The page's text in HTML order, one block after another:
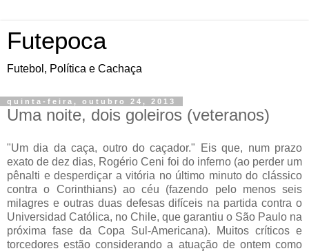
Futepoca
Futebol, Política e Cachaça
quinta-feira, outubro 24, 2013
Uma noite, dois goleiros (veteranos)
"Um dia da caça, outro do caçador." Eis que, num prazo
exato de dez dias, Rogério Ceni foi do inferno (ao perder um
pênalti e desperdiçar a vitória no último minuto do clássico
contra o Corinthians) ao céu (fazendo pelo menos seis
milagres e outras duas defesas difíceis na partida contra o
Universidad Católica, no Chile, que garantiu o São Paulo na
próxima fase da Copa Sul-Americana). Muitos críticos e
torcedores estão considerando a atuação de ontem como